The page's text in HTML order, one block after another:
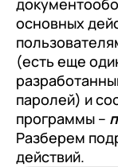
основных
(есть еще
паролей) и
программы –
Разберем
действий.